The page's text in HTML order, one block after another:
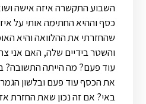
השבוע התקשרה איזה אישה
כסף וההיא החתימה אותי על
שהחזרתי את ההלוואה והיא
והשטר בידיים שלה, האם אני
עוד פעם? מה הייתה התשובה?
את הכסף עוד פעם ובלשון
באי? אם זה נכון שאת החזרת